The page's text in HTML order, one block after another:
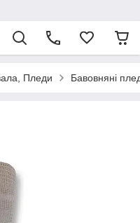
Пледи Бавовняні